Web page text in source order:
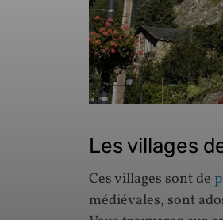
Les villages
Ces villages sont de
médiévales, sont